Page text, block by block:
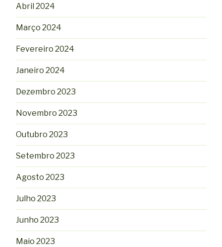
Abril 2024
Março 2024
Fevereiro 2024
Janeiro 2024
Dezembro 2023
Novembro 2023
Outubro 2023
Setembro 2023
Agosto 2023
Julho 2023
Junho 2023
Maio 2023